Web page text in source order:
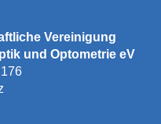
Vereinigung
und Optometrie eV